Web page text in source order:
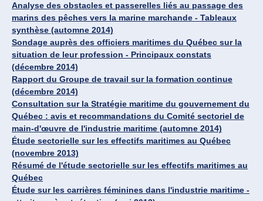
Analyse des obstacles et passerelles liés au passage des
marins des pêches vers la marine marchande - Tableaux
synthèse (automne 2014)
Sondage auprès des officiers maritimes du Québec sur la
situation de leur profession - Principaux constats
(décembre 2014)
Rapport du Groupe de travail sur la formation continue
(décembre 2014)
Consultation sur la Stratégie maritime du gouvernement du
Québec : avis et recommandations du Comité sectoriel de
main-d'œuvre de l'industrie maritime (automne 2014)
Étude sectorielle sur les effectifs maritimes au Québec
(novembre 2013)
Résumé de l'étude sectorielle sur les effectifs maritimes au
Québec
Étude sur les carrières féminines dans l'industrie maritime -